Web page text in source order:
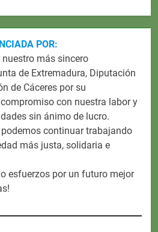
POR:
nuestro más sincero
de Extremadura, Diputación
de Cáceres por su
con nuestra labor y
sin ánimo de lucro.
continuar trabajando
más justa, solidaria e
esfuerzos por un futuro mejor